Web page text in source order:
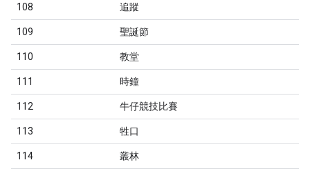
108 追蹤
109 聖誕節
110 教堂
111 時鐘
112 牛仔競技比賽
113 牲口
114 叢林